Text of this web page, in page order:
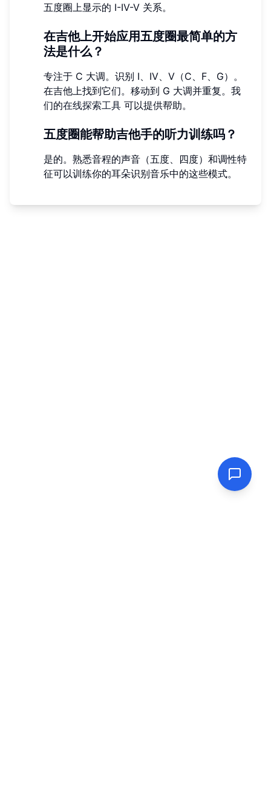
五度圈上显示的 I-IV-V 关系。
在吉他上开始应用五度圈最简单的方
法是什么？
专注于 C 大调。识别 I、IV、V（C、F、G）。
在吉他上找到它们。移动到 G 大调并重复。我
们的在线探索工具 可以提供帮助。
五度圈能帮助吉他手的听力训练吗？
是的。熟悉音程的声音（五度、四度）和调性特
征可以训练你的耳朵识别音乐中的这些模式。